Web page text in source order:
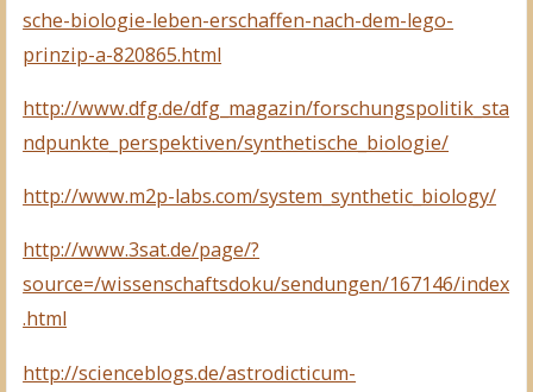
sche-biologie-leben-erschaffen-nach-dem-lego-
prinzip-a-820865.html
http://www.dfg.de/dfg_magazin/forschungspolitik_sta
ndpunkte_perspektiven/synthetische_biologie/
http://www.m2p-labs.com/system_synthetic_biology/
http://www.3sat.de/page/?
source=/wissenschaftsdoku/sendungen/167146/index
.html
http://scienceblogs.de/astrodicticum-